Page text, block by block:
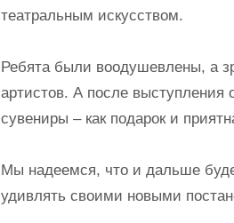
театральным искусством.
Ребята были воодушевлены, а
артистов. А после выступления
сувениры – как подарок и
Мы надеемся, что и дальше
удивлять своими новыми